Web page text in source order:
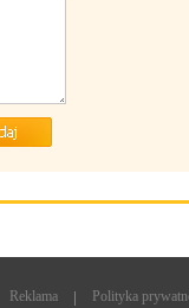
Reklama Polityka